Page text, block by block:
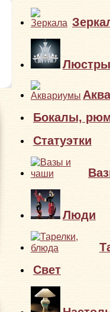
Люстры
Бокалы,
Статуэтки
Люди
Свет